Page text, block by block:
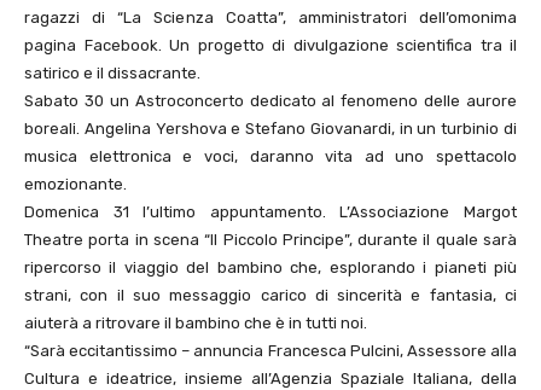
ragazzi di “La Scienza Coatta”, amministratori dell’omonima
pagina Facebook. Un progetto di divulgazione scientifica tra il
satirico e il dissacrante.
Sabato 30 un Astroconcerto dedicato al fenomeno delle aurore
boreali. Angelina Yershova e Stefano Giovanardi, in un turbinio di
musica elettronica e voci, daranno vita ad uno spettacolo
emozionante.
Domenica 31 l’ultimo appuntamento. L’Associazione Margot
Theatre porta in scena “Il Piccolo Principe”, durante il quale sarà
ripercorso il viaggio del bambino che, esplorando i pianeti più
strani, con il suo messaggio carico di sincerità e fantasia, ci
aiuterà a ritrovare il bambino che è in tutti noi.
“Sarà eccitantissimo – annuncia Francesca Pulcini, Assessore alla
Cultura e ideatrice, insieme all’Agenzia Spaziale Italiana, della